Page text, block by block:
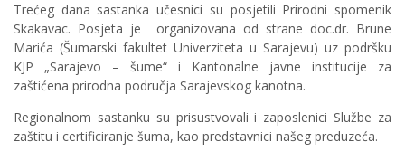
Trećeg dana sastanka učesnici su posjetili Prirodni spomenik
Skakavac. Posjeta je organizovana od strane doc.dr. Brune
Marića (Šumarski fakultet Univerziteta u Sarajevu) uz podršku
KJP „Sarajevo – šume“ i Kantonalne javne institucije za
zaštićena prirodna područja Sarajevskog kanotna.
Regionalnom sastanku su prisustvovali i zaposlenici Službe za
zaštitu i certificiranje šuma, kao predstavnici našeg preduzeća.